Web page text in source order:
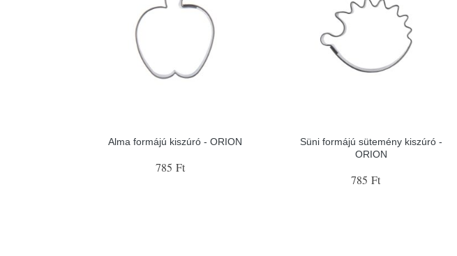
Alma formájú kiszúró - ORION
785 Ft
Süni formájú sütemény kiszúró -
ORION
785 Ft